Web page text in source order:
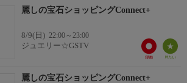
麗しの宝石ショッピングConnect+
8/9(日) 22:00～23:00
ジュエリー☆GSTV
麗しの宝石ショッピングConnect+